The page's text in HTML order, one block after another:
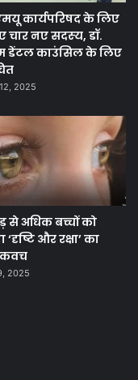
कार्यपरिषद के लिए
चार नए सदस्‍य, डॉ.
डेंटल काउंसिल के लिए
2025
से अधिक बच्चों को
और रक्षा’ का
कवच
2025